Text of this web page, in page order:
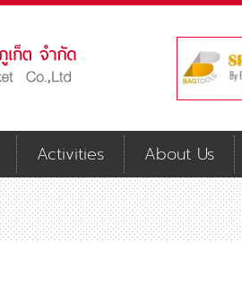
Activities About Us